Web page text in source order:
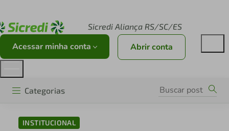
Sicredi Aliança RS/SC/ES
Acessar minha conta Abrir conta
Categorias
INSTITUCIONAL